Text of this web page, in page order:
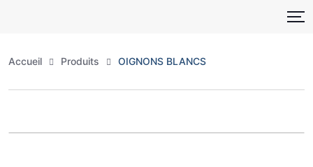
Accueil Produits OIGNONS BLANCS